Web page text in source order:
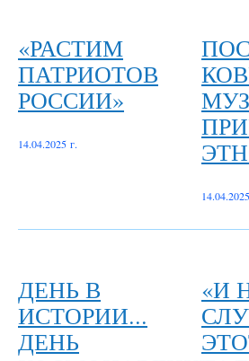
«РАСТИМ
ПАТРИОТОВ
РОССИИ»
14.04.2025 г.
ДЕНЬ В
ИСТОРИИ...
ДЕНЬ
«И